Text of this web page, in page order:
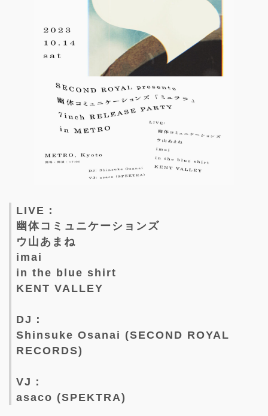
LIVE：
幽体コミュニケーションズ
ウ山あまね
imai
in the blue shirt
KENT VALLEY
DJ：
Shinsuke Osanai (SECOND ROYAL
RECORDS)
VJ：
asaco (SPEKTRA)